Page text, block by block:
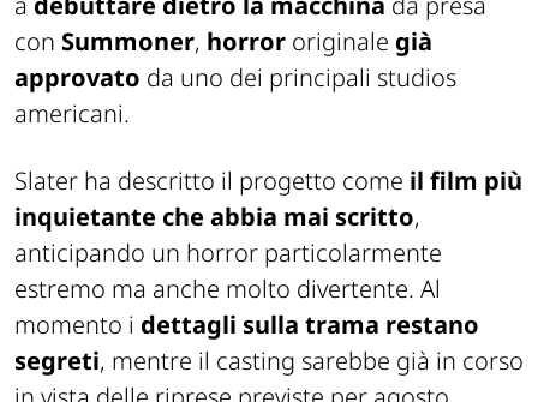
con Summoner, horror originale già
approvato da uno dei principali studios
americani.
Slater ha descritto il progetto come il film più
inquietante che abbia mai scritto,
anticipando un horror particolarmente
estremo ma anche molto divertente. Al
momento i dettagli sulla trama restano
segreti, mentre il casting sarebbe già in corso